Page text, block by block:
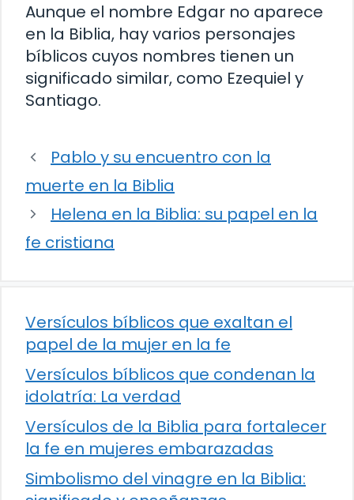
Aunque el nombre Edgar no aparece
en la Biblia, hay varios personajes
bíblicos cuyos nombres tienen un
significado similar, como Ezequiel y
Santiago.
Pablo y su encuentro con la
muerte en la Biblia
Helena en la Biblia: su papel en la
fe cristiana
Versículos bíblicos que exaltan el
papel de la mujer en la fe
Versículos bíblicos que condenan la
idolatría: La verdad
Versículos de la Biblia para fortalecer
la fe en mujeres embarazadas
Simbolismo del vinagre en la Biblia: